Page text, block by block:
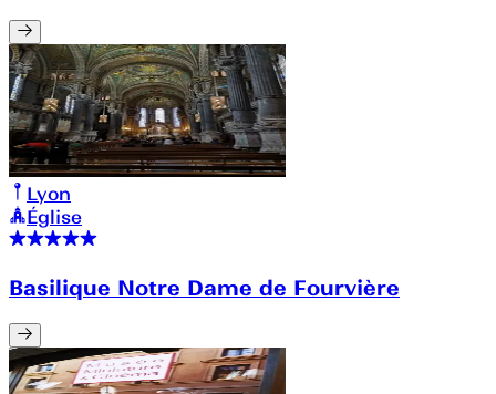
Lyon
Église
Basilique Notre Dame de Fourvière